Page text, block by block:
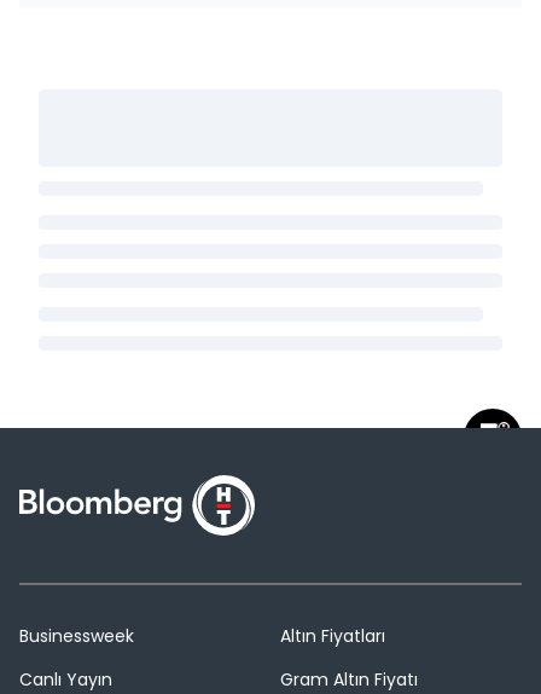
Businessweek
Canlı Yayın
Altın Fiyatları
Gram Altın Fiyatı